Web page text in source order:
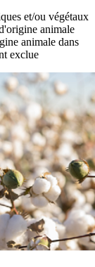
et/ou végétaux
animale
animale dans
exclue